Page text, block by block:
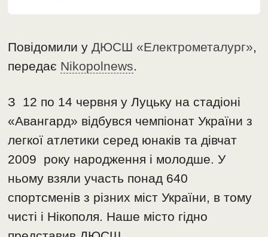
Повідомили у ДЮСШ «Електрометалург»,
передає Nikopolnews.
З 12 по 14 червня у Луцьку на стадіоні
«Авангард» відбувся чемпіонат України з
легкої атлетики серед юнаків та дівчат
2009 року народження і молодше. У
ньому взяли участь понад 640
спортсменів з різних міст України, в тому
чисті і Нікополя. Наше місто гідно